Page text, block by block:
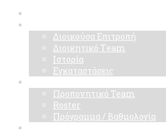
Διοικούσα Επιτροπή
Διοικητικό Τeam
Ιστορία
Εγκαταστάσεις
Προπονητικό Team
Roster
Πρόγραμμα / Βαθμολογία